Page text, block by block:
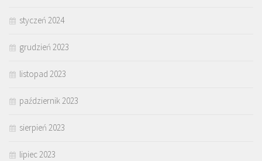
styczeń 2024
grudzień 2023
listopad 2023
październik 2023
sierpień 2023
lipiec 2023